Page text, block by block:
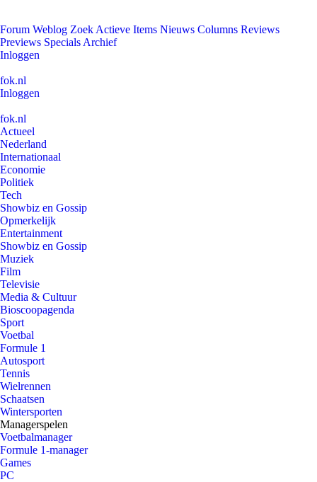
Forum Weblog Zoek Actieve Items Nieuws Columns Reviews
Previews Specials Archief
Inloggen
fok.nl
Inloggen
fok.nl
Actueel
Nederland
Internationaal
Economie
Politiek
Tech
Showbiz en Gossip
Opmerkelijk
Entertainment
Showbiz en Gossip
Muziek
Film
Televisie
Media & Cultuur
Bioscoopagenda
Sport
Voetbal
Formule 1
Autosport
Tennis
Wielrennen
Schaatsen
Wintersporten
Managerspelen
Voetbalmanager
Formule 1-manager
Games
PC